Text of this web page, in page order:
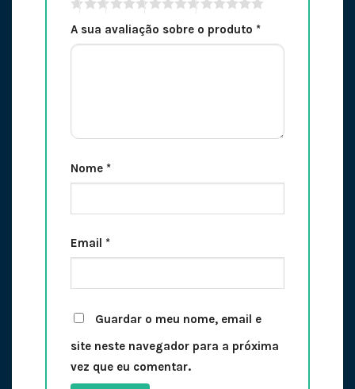
A sua avaliação sobre o produto *
Nome *
Email *
Guardar o meu nome, email e
site neste navegador para a próxima
vez que eu comentar.